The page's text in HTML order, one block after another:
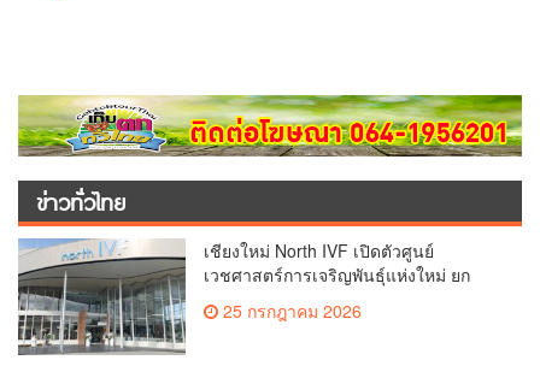
ข่าวทั่วไทย
เชียงใหม่ North IVF เปิดตัวศูนย์
เวชศาสตร์การเจริญพันธุ์แห่งใหม่ ยก
ระดับเชียงใหม่สู่ ศูนย์กลางการรักษาผู้มี
บุตรยากของภูมิภาค(คลิป)
25 กรกฎาคม 2026